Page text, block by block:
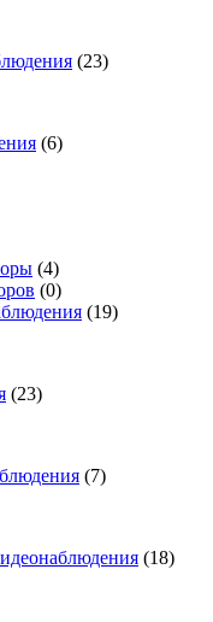
(23)
(6)
(4)
(0)
(19)
(23)
(7)
(18)